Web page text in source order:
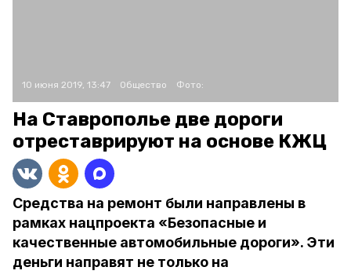
10 июня 2019, 13:47 Общество Фото:
На Ставрополье две дороги
отреставрируют на основе КЖЦ
Средства на ремонт были направлены в
рамках нацпроекта «Безопасные и
качественные автомобильные дороги». Эти
деньги направят не только на